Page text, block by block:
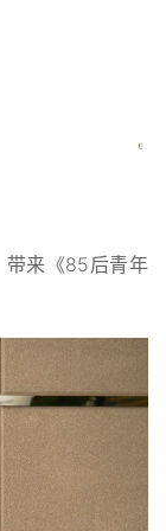
带来《85后青年